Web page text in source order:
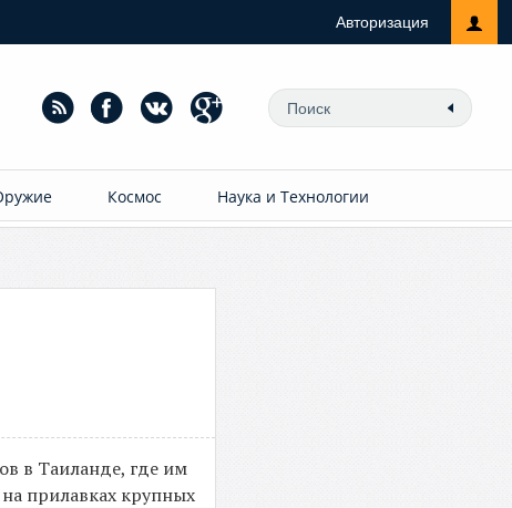
Авторизация
Космос Наука и Технологии
в Таиланде, где им
прилавках крупных